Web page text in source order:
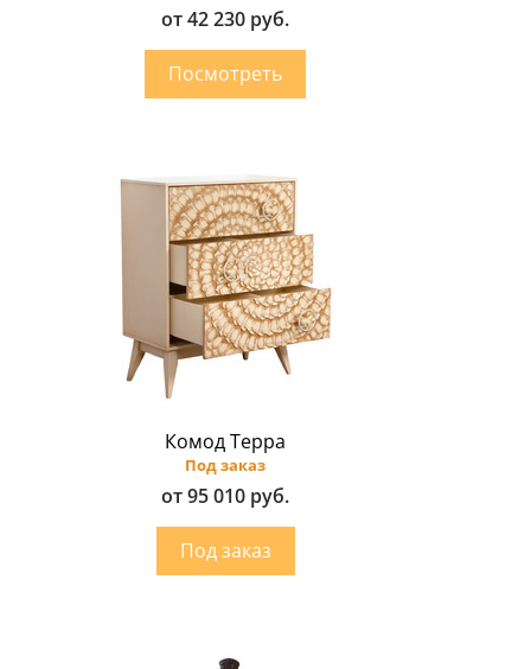
от 42 230 руб.
Комод Терра
Под заказ
от 95 010 руб.